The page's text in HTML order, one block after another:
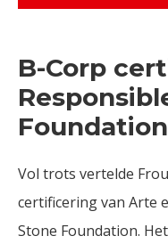
B-Corp
Foundation
Vol trots vertelde
certificering van Arte
Stone Foundation.